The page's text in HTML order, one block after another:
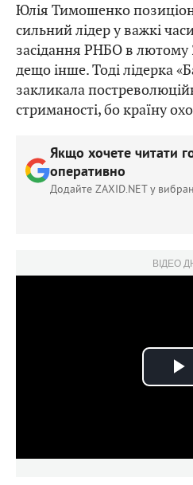
Юлія Тимошенко
сильний лідер у важкі
засідання РНБО в лютому
дещо інше. Тоді лідерка
закликала
стриманості, бо країну
Якщо хочете читати
оперативно
Додайте ZAXID.NET у
ВІДЕО